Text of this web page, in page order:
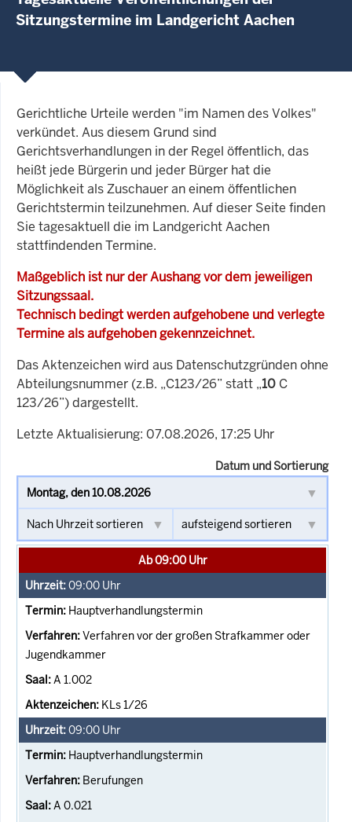
Sitzungstermine im Landgericht Aachen
Gerichtliche Urteile werden "im Namen des Volkes"
verkündet. Aus diesem Grund sind
Gerichtsverhandlungen in der Regel öffentlich, das
heißt jede Bürgerin und jeder Bürger hat die
Möglichkeit als Zuschauer an einem öffentlichen
Gerichtstermin teilzunehmen. Auf dieser Seite finden
Sie tagesaktuell die im Landgericht Aachen
stattfindenden Termine.
Maßgeblich ist nur der Aushang vor dem jeweiligen
Sitzungssaal.
Technisch bedingt werden aufgehobene und verlegte
Termine als aufgehoben gekennzeichnet.
Das Aktenzeichen wird aus Datenschutzgründen ohne
Abteilungsnummer (z.B. „C123/26” statt „10 C
123/26”) dargestellt.
Letzte Aktualisierung: 07.08.2026, 17:25 Uhr
Datum und Sortierung
Ab 09:00 Uhr
09:00 Uhr
Hauptverhandlungstermin
Verfahren vor der großen Strafkammer oder
Jugendkammer
A 1.002
KLs 1/26
09:00 Uhr
Hauptverhandlungstermin
Berufungen
A 0.021